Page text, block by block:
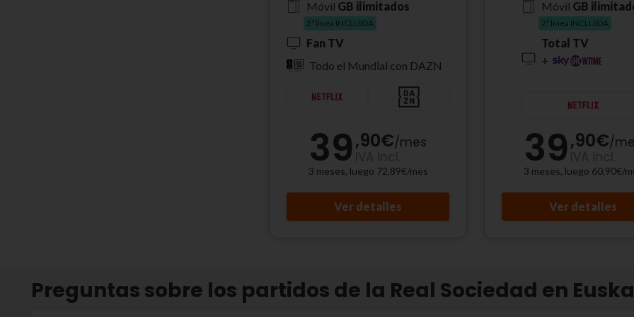
Móvil GB ilimitados
2ª línea INCLUIDA
Fan TV
Todo el Mundial con DAZN
39,90€/mes
3 meses, luego 72,89€/mes
Ver detalles
Móvil GB
2ª línea INCLUIDA
Total TV
+
39,90€/
3 meses, luego 60,90€/
Ver detalles
Preguntas sobre los partidos de la Real Sociedad en